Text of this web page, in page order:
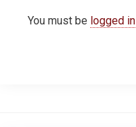
You must be logged in